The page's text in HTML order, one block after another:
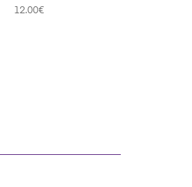
12.00€